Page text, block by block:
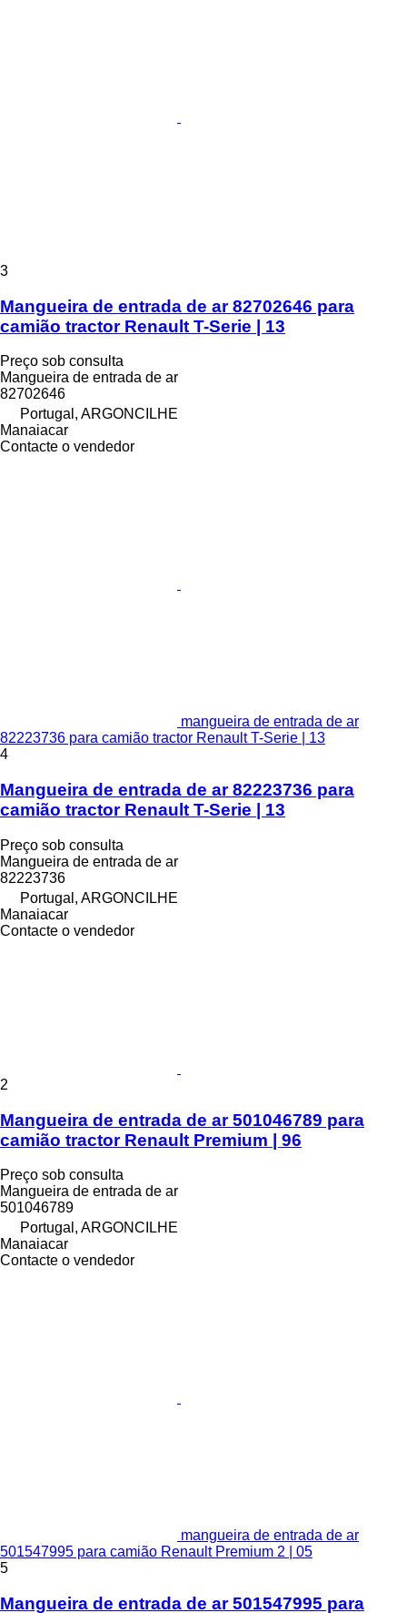
3
Mangueira de entrada de ar 82702646 para
camião tractor Renault T-Serie | 13
Preço sob consulta
Mangueira de entrada de ar
82702646
Portugal, ARGONCILHE
Manaiacar
Contacte o vendedor
mangueira de entrada de ar
82223736 para camião tractor Renault T-Serie | 13
4
Mangueira de entrada de ar 82223736 para
camião tractor Renault T-Serie | 13
Preço sob consulta
Mangueira de entrada de ar
82223736
Portugal, ARGONCILHE
Manaiacar
Contacte o vendedor
2
Mangueira de entrada de ar 501046789 para
camião tractor Renault Premium | 96
Preço sob consulta
Mangueira de entrada de ar
501046789
Portugal, ARGONCILHE
Manaiacar
Contacte o vendedor
mangueira de entrada de ar
501547995 para camião Renault Premium 2 | 05
5
Mangueira de entrada de ar 501547995 para